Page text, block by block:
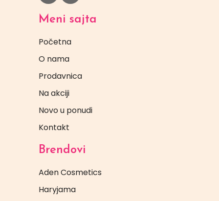
Meni sajta
Početna
O nama
Prodavnica
Na akciji
Novo u ponudi
Kontakt
Brendovi
Aden Cosmetics
Haryjama